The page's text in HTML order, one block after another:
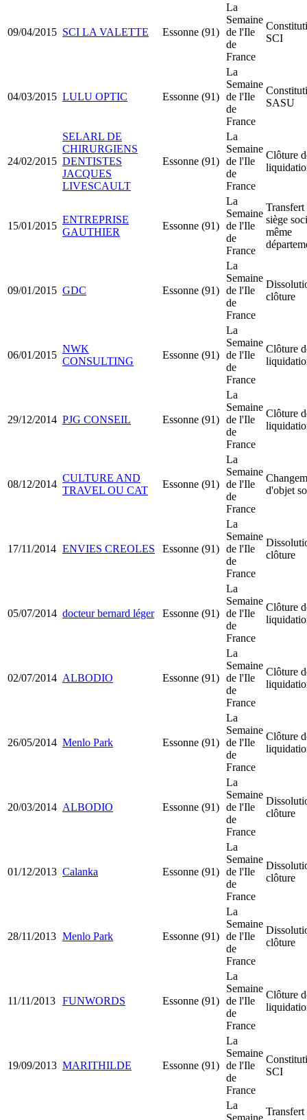
09/04/2015 SCI LA VALETTE Essonne (91)
La
Semaine
de l'Ile
de
France
SCI
04/03/2015 LULU OPTIC Essonne (91)
La
Semaine
de l'Ile
de
France
SASU
24/02/2015
SELARL DE
CHIRURGIENS
DENTISTES
JACQUES
LIVESCAULT
Essonne (91)
La
Semaine
de l'Ile
de
France
Clôture
15/01/2015
ENTREPRISE
GAUTHIER
Essonne (91)
La
Semaine
de l'Ile
de
France
Transfert
siège
même
09/01/2015 GDC Essonne (91)
La
Semaine
de l'Ile
de
France
clôture
06/01/2015
NWK
CONSULTING
Essonne (91)
La
Semaine
de l'Ile
de
France
Clôture
29/12/2014 PJG CONSEIL Essonne (91)
La
Semaine
de l'Ile
de
France
Clôture
08/12/2014
CULTURE AND
TRAVEL OU CAT
Essonne (91)
La
Semaine
de l'Ile
de
France
d'objet
17/11/2014 ENVIES CREOLES Essonne (91)
La
Semaine
de l'Ile
de
France
clôture
05/07/2014 docteur bernard léger Essonne (91)
La
Semaine
de l'Ile
de
France
Clôture
02/07/2014 ALBODIO Essonne (91)
La
Semaine
de l'Ile
de
France
Clôture
26/05/2014 Menlo Park Essonne (91)
La
Semaine
de l'Ile
de
France
Clôture
20/03/2014 ALBODIO Essonne (91)
La
Semaine
de l'Ile
de
France
clôture
01/12/2013 Calanka Essonne (91)
La
Semaine
de l'Ile
de
France
clôture
28/11/2013 Menlo Park Essonne (91)
La
Semaine
de l'Ile
de
France
clôture
11/11/2013 FUNWORDS Essonne (91)
La
Semaine
de l'Ile
de
France
Clôture
19/09/2013 MARITHILDE Essonne (91)
La
Semaine
de l'Ile
de
France
SCI
La
Semaine
Transfert